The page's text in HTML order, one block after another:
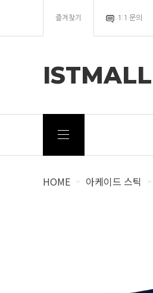
즐겨찾기 1:1 문의
ISTMALL
HOME > 아케이드 스틱 >